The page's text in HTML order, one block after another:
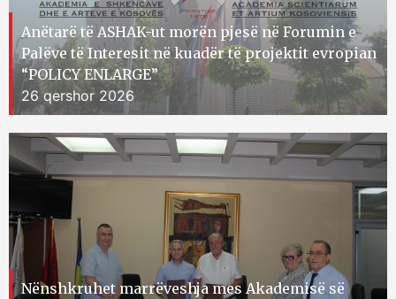
Anëtarë të ASHAK-ut morën pjesë në Forumin e
Palëve të Interesit në kuadër të projektit evropian
“POLICY ENLARGE”
26 qershor 2026
Nënshkruhet marrëveshja mes Akademisë së